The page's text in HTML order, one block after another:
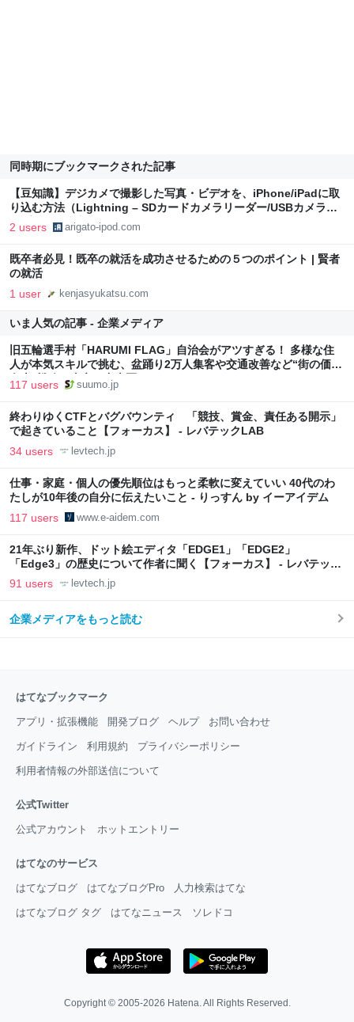
同時期にブックマークされた記事
【豆知識】デジカメで撮影した写真・ビデオを、iPhone/iPadに取
り込む方法（Lightning – SDカードカメラリーダー/USBカメラア
ダプタの使い方） | アイアリ
2 users arigato-ipod.com
既卒者必見！既卒の就活を成功させるための５つのポイント | 賢者
の就活
1 user kenjasyukatsu.com
いま人気の記事 - 企業メディア
旧五輪選手村「HARUMI FLAG」自治会がアツすぎる！ 多様な住
人が本気スキルで挑む、盆踊り2万人集客や交通改善など“街の価値
向上”戦略 東京・中央区
117 users suumo.jp
終わりゆくCTFとバグバウンティ 「競技、賞金、責任ある開示」
で起きていること【フォーカス】 - レバテックLAB
34 users levtech.jp
仕事・家庭・個人の優先順位はもっと柔軟に変えていい 40代のわ
たしが10年後の自分に伝えたいこと - りっすん by イーアイデム
117 users www.e-aidem.com
21年ぶり新作、ドット絵エディタ「EDGE1」「EDGE2」
「Edge3」の歴史について作者に聞く【フォーカス】 - レバテック
LAB
91 users levtech.jp
企業メディアをもっと読む
はてなブックマーク
アプリ・拡張機能 開発ブログ ヘルプ お問い合わせ
ガイドライン 利用規約 プライバシーポリシー
利用者情報の外部送信について
公式Twitter
公式アカウント ホットエントリー
はてなのサービス
はてなブログ はてなブログPro 人力検索はてな
はてなブログ タグ はてなニュース ソレドコ
Copyright © 2005-2026 Hatena. All Rights Reserved.